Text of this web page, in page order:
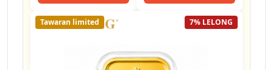
7% LELONG
Tawaran limited